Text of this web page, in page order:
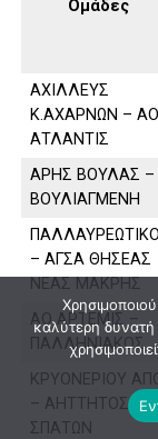
Ομάδες
ΑΧΙΛΛΕΥΣ
Κ.ΑΧΑΡΝΩΝ – ΑΟ
ΑΤΛΑΝΤΙΣ
ΑΡΗΣ ΒΟΥΛΑΣ –
ΒΟΥΛΙΑΓΜΕΝΗ
– ΑΓΣΑ ΘΗΣΕΑΣ
ΝΕΑΣ ΜΑΚΡΗΣ
ΑΟ ΑΡΤΕΜΙΣ –
ΠΑΛΛΗΝΙΑΚΟΣ
ΚΡΥΟΝΕΡΙΟΥ
– ΑΗΤΤΗΤΟΣ
ΣΠΑΤΩΝ
καλύτερη δυνατή